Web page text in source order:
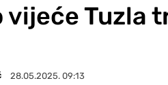
vijeće Tuzla
28.05.2025. 09:13